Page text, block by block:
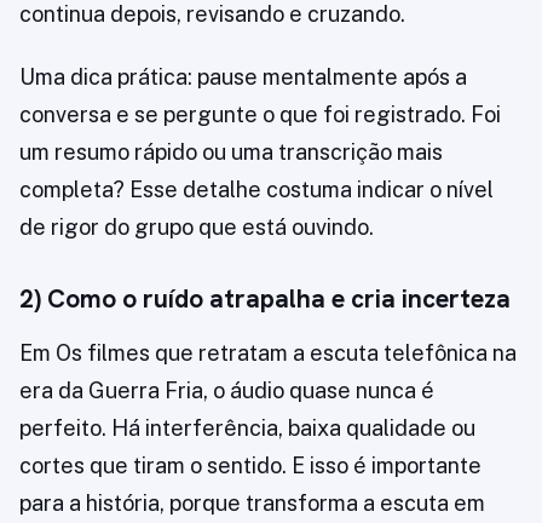
continua depois, revisando e cruzando.
Uma dica prática: pause mentalmente após a
conversa e se pergunte o que foi registrado. Foi
um resumo rápido ou uma transcrição mais
completa? Esse detalhe costuma indicar o nível
de rigor do grupo que está ouvindo.
2) Como o ruído atrapalha e cria incerteza
Em Os filmes que retratam a escuta telefônica na
era da Guerra Fria, o áudio quase nunca é
perfeito. Há interferência, baixa qualidade ou
cortes que tiram o sentido. E isso é importante
para a história, porque transforma a escuta em